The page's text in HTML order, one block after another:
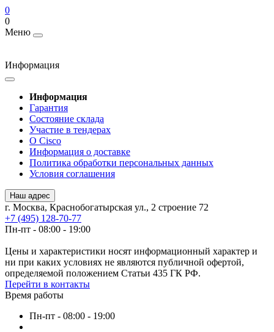
0
0
Меню
Информация
Информация
Гарантия
Состояние склада
Участие в тендерах
О Cisco
Информация о доставке
Политика обработки персональных данных
Условия соглашения
Наш адрес
г. Москва, Краснобогатырская ул., 2 строение 72
+7 (495) 128-70-77
Пн-пт - 08:00 - 19:00
Цены и характеристики носят информационный характер и
ни при каких условиях не являются публичной офертой,
определяемой положением Статьи 435 ГК РФ.
Перейти в контакты
Время работы
Пн-пт - 08:00 - 19:00